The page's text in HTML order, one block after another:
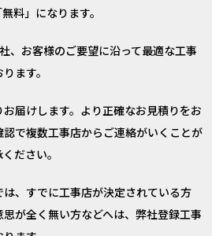
料」になります。
、お客様のご要望に沿って最適な工事
ます。
届けします。より正確なお見積りをお
で複数工事店からご連絡がいくことが
ださい。
、すでに工事店が決定されている方
が全く無い方などへは、弊社登録工事